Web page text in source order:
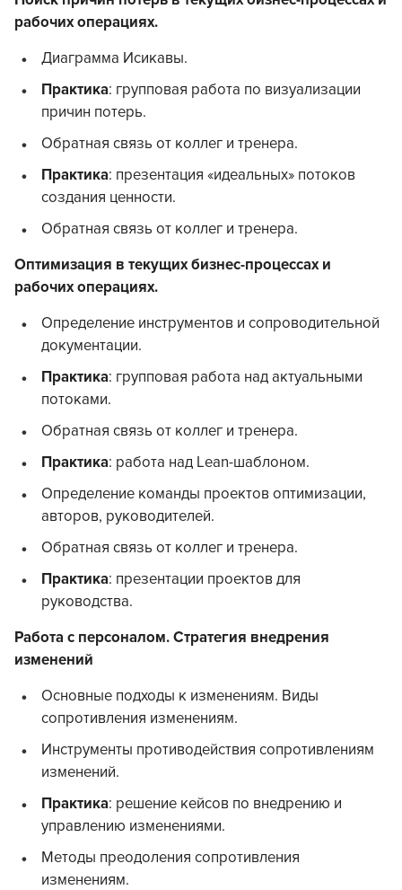
рабочих операциях.
Диаграмма Исикавы.
Практика: групповая работа по визуализации
причин потерь.
Обратная связь от коллег и тренера.
Практика: презентация «идеальных» потоков
создания ценности.
Обратная связь от коллег и тренера.
Оптимизация в текущих бизнес-процессах и
рабочих операциях.
Определение инструментов и сопроводительной
документации.
Практика: групповая работа над актуальными
потоками.
Обратная связь от коллег и тренера.
Практика: работа над Lean-шаблоном.
Определение команды проектов оптимизации,
авторов, руководителей.
Обратная связь от коллег и тренера.
Практика: презентации проектов для
руководства.
Работа с персоналом. Стратегия внедрения
изменений
Основные подходы к изменениям. Виды
сопротивления изменениям.
Инструменты противодействия сопротивлениям
изменений.
Практика: решение кейсов по внедрению и
управлению изменениями.
Методы преодоления сопротивления
изменениям.